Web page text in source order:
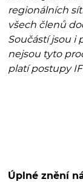
regionálních
všech členů
Součástí jsou i
nejsou tyto
platí postupy
Úplné znění